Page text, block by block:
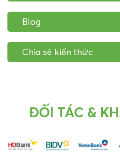
Blog
Chia sẻ kiến thức
ĐỐI TÁC &